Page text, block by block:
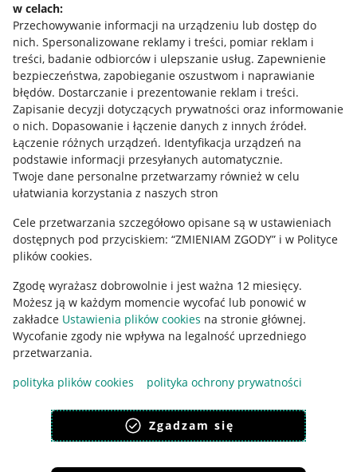
w celach:
Przechowywanie informacji na urządzeniu lub dostęp do
nich. Spersonalizowane reklamy i treści, pomiar reklam i
treści, badanie odbiorców i ulepszanie usług. Zapewnienie
bezpieczeństwa, zapobieganie oszustwom i naprawianie
błędów. Dostarczanie i prezentowanie reklam i treści.
Zapisanie decyzji dotyczących prywatności oraz informowanie
o nich. Dopasowanie i łączenie danych z innych źródeł.
Łączenie różnych urządzeń. Identyfikacja urządzeń na
podstawie informacji przesyłanych automatycznie.
Twoje dane personalne przetwarzamy również w celu
ułatwiania korzystania z naszych stron
Cele przetwarzania szczegółowo opisane są w ustawieniach
dostępnych pod przyciskiem: “ZMIENIAM ZGODY” i w Polityce
plików cookies.
Zgodę wyrażasz dobrowolnie i jest ważna 12 miesięcy.
Możesz ją w każdym momencie wycofać lub ponowić w
zakładce Ustawienia plików cookies na stronie głównej.
Wycofanie zgody nie wpływa na legalność uprzedniego
przetwarzania.
polityka plików cookies
polityka ochrony prywatności
Zgadzam się
Allegro Gadane dla sprzedających
Allegro Gadane dla kupujących
Mapa miejscowości
Informacje prawne
Regulamin
Polityka plików "cookies"
Ustawienia plików "cookies"
Udostępnianie lokalizacji
Informacje dla Aktu o Usługach Cyfrowych
Pobierz aplikację